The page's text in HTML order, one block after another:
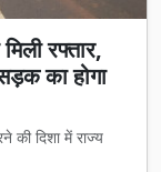
रफ्तार,
का होगा
की दिशा में राज्य